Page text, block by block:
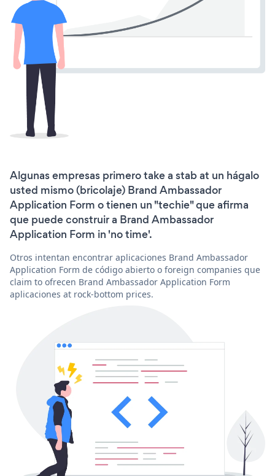
Algunas empresas primero take a stab at un hágalo
usted mismo (bricolaje) Brand Ambassador
Application Form o tienen un "techie" que afirma
que puede construir a Brand Ambassador
Application Form in 'no time'.
Otros intentan encontrar aplicaciones Brand Ambassador
Application Form de código abierto o foreign companies que
claim to ofrecen Brand Ambassador Application Form
aplicaciones at rock-bottom prices.